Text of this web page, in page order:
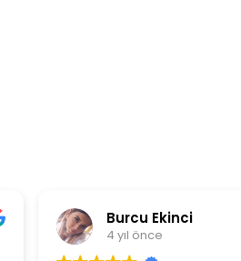
Burcu Ekinci
4 yıl önce